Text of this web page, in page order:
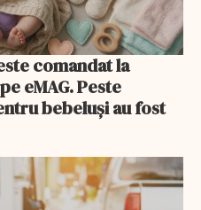
comandat la
eMAG. Peste
bebeluși au fost